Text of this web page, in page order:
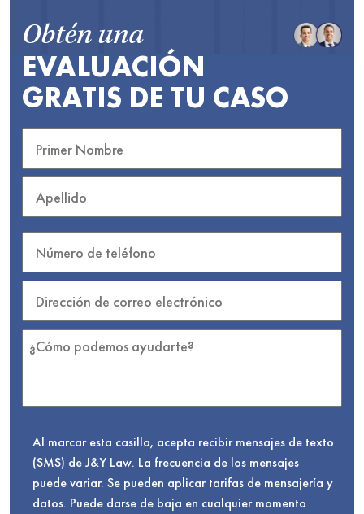
Obtén una
EVALUACIÓN
GRATIS DE TU CASO
Al marcar esta casilla, acepta recibir mensajes de texto
(SMS) de J&Y Law. La frecuencia de los mensajes
puede variar. Se pueden aplicar tarifas de mensajería y
datos. Puede darse de baja en cualquier momento